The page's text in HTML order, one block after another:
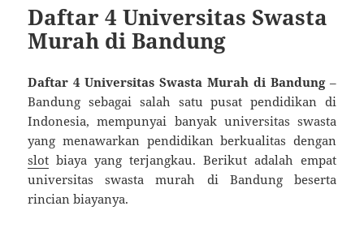
Daftar 4 Universitas Swasta
Murah di Bandung
Daftar 4 Universitas Swasta Murah di Bandung–
Bandung sebagai salah satu pusat pendidikan di
Indonesia, mempunyai banyak universitas swasta
yang menawarkan pendidikan berkualitas dengan
slot biaya yang terjangkau. Berikut adalah empat
universitas swasta murah di Bandung beserta
rincian biayanya.